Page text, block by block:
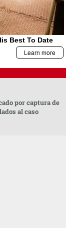
por captura de
al caso